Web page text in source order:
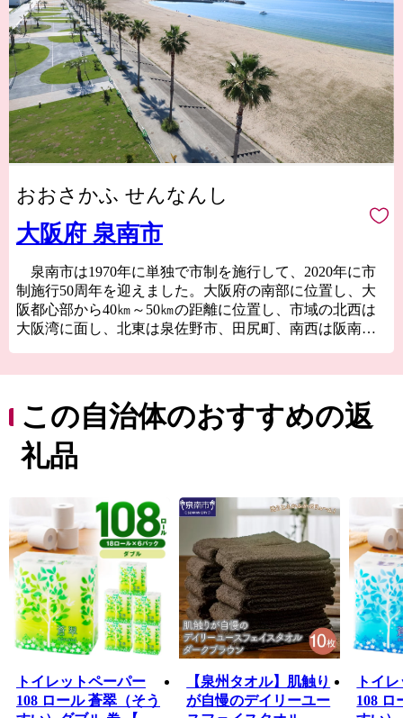
おおさかふ せんなんし
大阪府 泉南市
泉南市は1970年に単独で市制を施行して、2020年に市
制施行50周年を迎えました。大阪府の南部に位置し、大
阪都心部から40㎞～50㎞の距離に位置し、市域の北西は
大阪湾に面し、北東は泉佐野市、田尻町、南西は阪南
す。
地形は、山地部、丘陵部、平地部および臨海部からな
り、南部の山地部には低い山々が連なる和泉山脈があ
新たに開発された住宅が混在しています。
平野部においては、玉ねぎ、水なす、里芋、花き等、
泉州特産の農作物が栽培されています。関西国際空港の
対岸のりんくうタウンでは、様々な製造業をはじめとす
る事業所が集積し、岡田と樽井にある漁港では大阪湾で
とれた新鮮な海産物が水揚げされ、海岸部にはSENNAN
LONG PARK（泉南ロングパーク）を設け、にぎわいを
創出し、レクリエーションゾーンとして再生させ、泉南
市のまちづくりの拠点とすることをめざしています。
この自治体のおすすめの返
礼品
トイレットペーパー
108 ロール 蒼翠（そう
【泉州タオル】肌触り
が自慢のデイリーユー
トイ
108 ロ